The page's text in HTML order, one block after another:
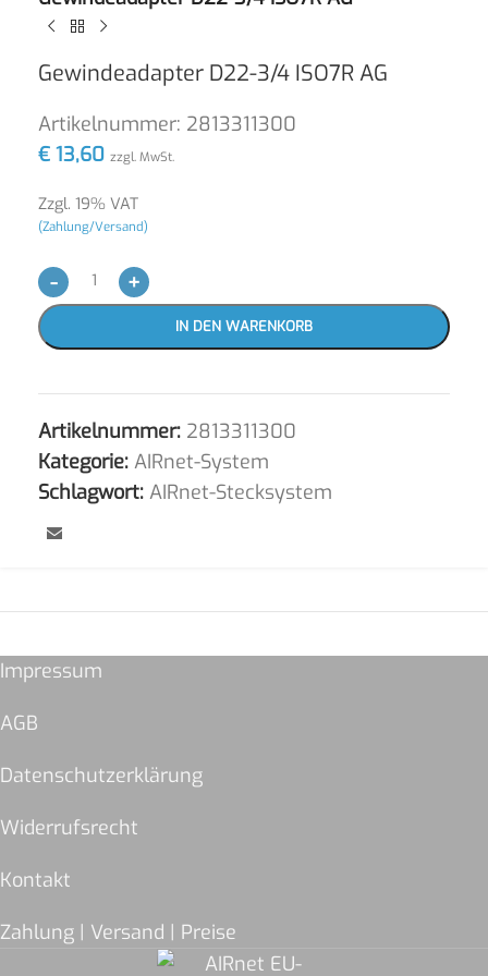
Gewindeadapter D22-3/4 ISO7R AG
Artikelnummer: 2813311300
€ 13,60 zzgl. MwSt.
Zzgl. 19% VAT
(Zahlung/Versand)
- +
IN DEN WARENKORB
Artikelnummer: 2813311300
Kategorie: AIRnet-System
Schlagwort: AIRnet-Stecksystem
Impressum
AGB
Datenschutzerklärung
Widerrufsrecht
Kontakt
Zahlung | Versand | Preise